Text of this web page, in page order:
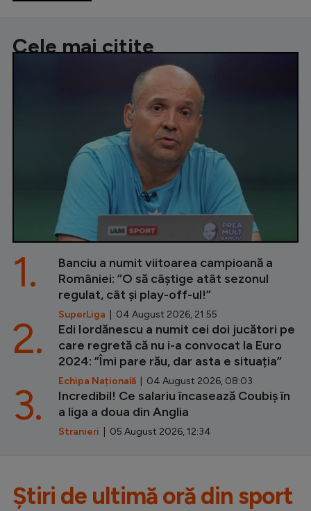
Cele mai citite
Banciu a numit viitoarea campioană a
României: ”O să câștige atât sezonul
regulat, cât și play-off-ul!”
SuperLiga | 04 August 2026, 21:55
1.
Edi Iordănescu a numit cei doi jucători pe
care regretă că nu i-a convocat la Euro
2024: ”Îmi pare rău, dar asta e situația”
Echipa Națională | 04 August 2026, 08:03
2.
Incredibil! Ce salariu încasează Coubiș în
a liga a doua din Anglia
Stranieri | 05 August 2026, 12:34
3.
Știri de ultimă oră din sport